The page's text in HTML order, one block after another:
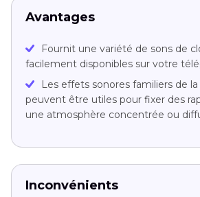
Avantages
Fournit une variété de sons de
facilement disponibles sur votre
Les effets sonores familiers de
peuvent être utiles pour fixer des
une atmosphère concentrée ou
Inconvénients